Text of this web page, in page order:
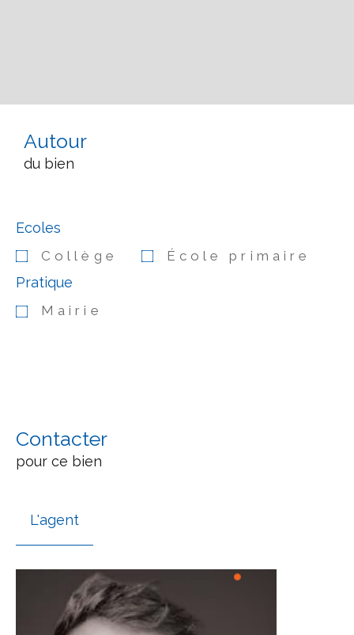
Autour
du bien
Ecoles
Collège École primaire
Pratique
Mairie
Contacter
pour ce bien
L'agent